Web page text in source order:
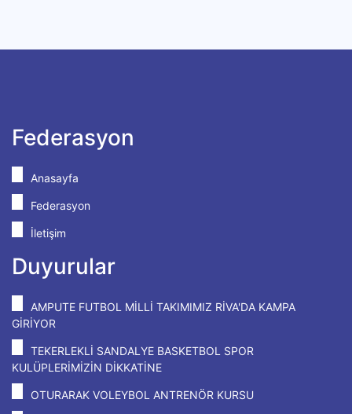
Federasyon
Anasayfa
Federasyon
İletişim
Duyurular
AMPUTE FUTBOL MİLLİ TAKIMIMIZ RİVA'DA KAMPA
GİRİYOR
TEKERLEKLİ SANDALYE BASKETBOL SPOR
KULÜPLERİMİZİN DİKKATİNE
OTURARAK VOLEYBOL ANTRENÖR KURSU